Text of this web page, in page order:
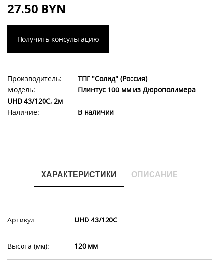
27.50 BYN
Получить консультацию
Производитель:
ТПГ "Солид" (Россия)
Модель:
Плинтус 100 мм из Дюрополимера
UHD 43/120C, 2м
Наличие:
В наличии
ХАРАКТЕРИСТИКИ ОПИСАНИЕ
Артикул UHD 43/120C
Высота (мм): 120 мм